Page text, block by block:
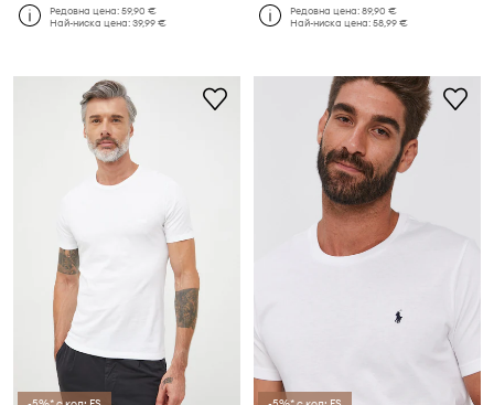
Редовна цена:59,90 €
Най-ниска цена:39,99 €
Редовна цена:89,90 €
Най-ниска цена:58,99 €